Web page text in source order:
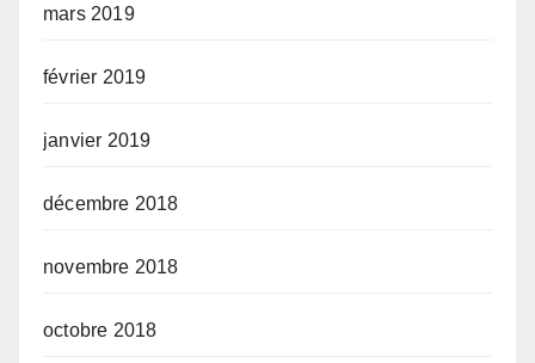
mars 2019
février 2019
janvier 2019
décembre 2018
novembre 2018
octobre 2018